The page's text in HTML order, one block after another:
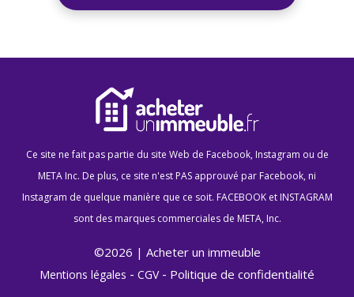
Ce site ne fait pas partie du site Web de Facebook, Instagram ou de
META Inc. De plus, ce site n'est PAS approuvé par Facebook, ni
Instagram de quelque manière que ce soit. FACEBOOK et INSTAGRAM
sont des marques commerciales de META, Inc.
©2026 | Acheter un immeuble
Mentions légales - CGV- Politique de confidentialité